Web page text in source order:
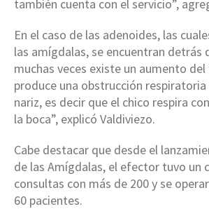
también cuenta con el servicio”,
En el caso de las adenoides, las
las amígdalas, se encuentran detrás
muchas veces existe un aumento
produce una obstrucción respiratoria
nariz, es decir que el chico respira
la boca”, explicó Valdiviezo.
Cabe destacar que desde el
de las Amígdalas, el efector tuvo un
consultas con más de 200 y se
60 pacientes.